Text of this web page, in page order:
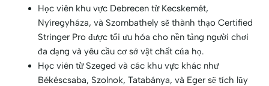
Học viên khu vực Debrecen từ Kecskemét,
Nyíregyháza, và Szombathely sẽ thành thạo Certified
Stringer Pro được tối ưu hóa cho nền tảng người chơi
đa dạng và yêu cầu cơ sở vật chất của họ.
Học viên từ Szeged và các khu vực khác như
Békéscsaba, Szolnok, Tatabánya, và Eger sẽ tích lũy